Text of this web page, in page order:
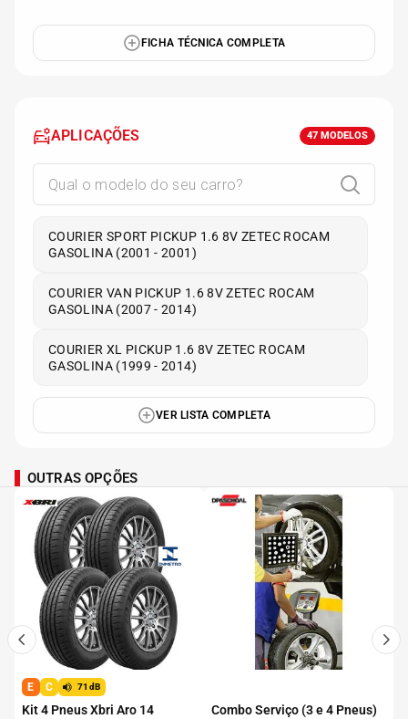
FICHA TÉCNICA COMPLETA
APLICAÇÕES 47 MODELOS
COURIER SPORT PICKUP 1.6 8V ZETEC ROCAM
GASOLINA (2001 - 2001)
COURIER VAN PICKUP 1.6 8V ZETEC ROCAM
GASOLINA (2007 - 2014)
COURIER XL PICKUP 1.6 8V ZETEC ROCAM
GASOLINA (1999 - 2014)
VER LISTA COMPLETA
OUTRAS OPÇÕES
E C 71dB
Kit 4 Pneus Xbri Aro 14
Combo Serviço (3 e 4 Pneus)